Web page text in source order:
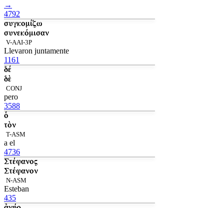
→
4792
συγκομίζω
συνεκόμισαν
V-AAI-3P
Llevaron juntamente
1161
δέ
δὲ
CONJ
pero
3588
ὁ
τὸν
T-ASM
a el
4736
Στέφανος
Στέφανον
N-ASM
Esteban
435